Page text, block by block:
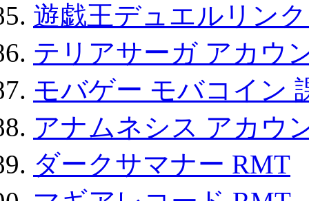
遊戯王デュエルリン
テリアサーガ アカウ
モバゲー モバコイン
アナムネシス アカウ
ダークサマナー RMT